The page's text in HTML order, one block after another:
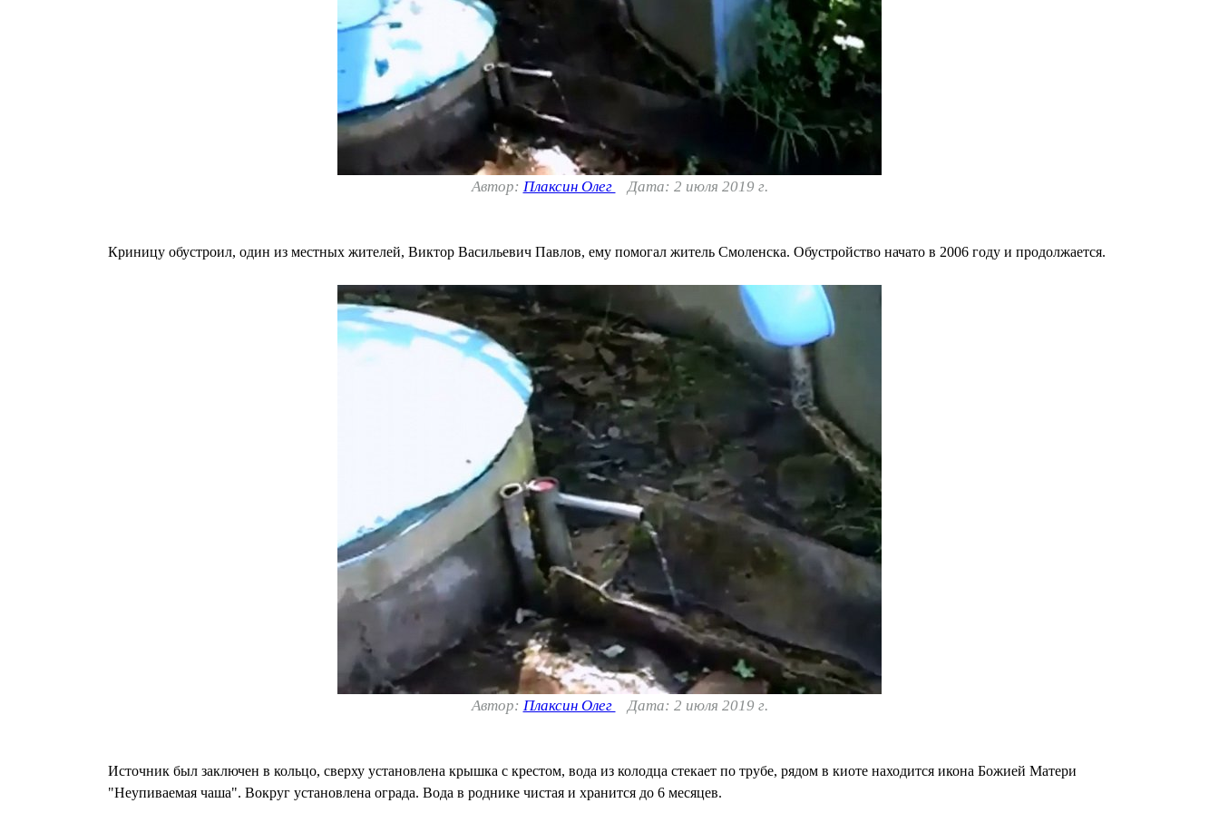
Автор: Плаксин Олег Дата: 2 июля 2019 г.
Криницу обустроил, один из местных жителей, Виктор Васильевич Павлов, ему помогал житель Смоленска. Обустройство начато в 2006 году и продолжается.
Автор: Плаксин Олег Дата: 2 июля 2019 г.
Источник был заключен в кольцо, сверху установлена крышка с крестом, вода из колодца стекает по трубе, рядом в киоте находится икона Божией Матери
"Неупиваемая чаша". Вокруг установлена ограда. Вода в роднике чистая и хранится до 6 месяцев.